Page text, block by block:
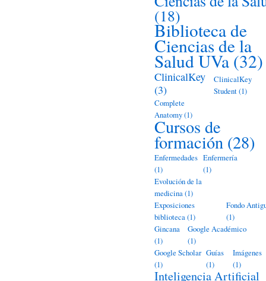
(18)
Biblioteca de
Ciencias de la
Salud UVa (32)
ClinicalKey
(3)
ClinicalKey
Student(1)
Complete
Anatomy(1)
Cursos de
formación (28)
Enfermedades
(1)
Enfermería
(1)
Evolución de la
medicina(1)
Exposiciones
biblioteca(1)
Fondo
(1)
Gincana
(1)
Google Académico
(1)
Google Scholar
(1)
Guías
(1)
Imágenes
(1)
Inteligencia Artificial